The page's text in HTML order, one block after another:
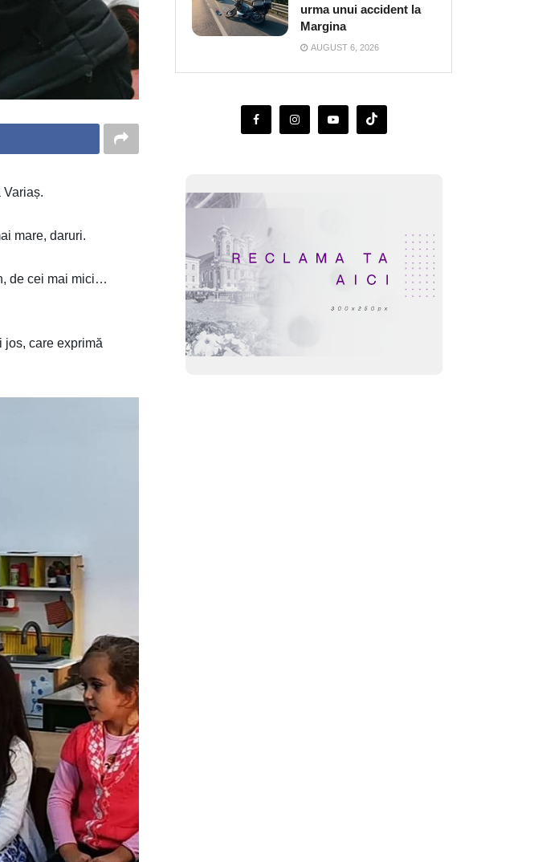
Variaș.
mare, daruri.
de cei mai mici…
jos, care exprimă
urma unui accident la
Margina
AUGUST 6, 2026